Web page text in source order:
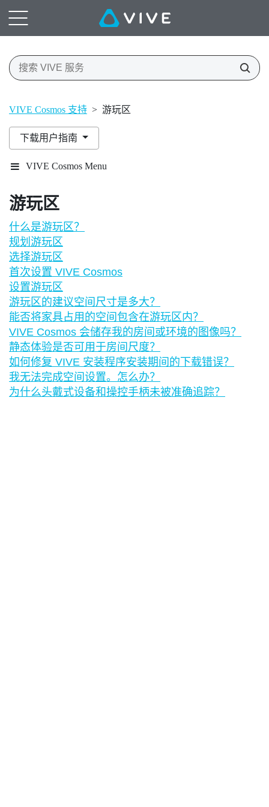
VIVE Cosmos 支持 > 游玩区
下载用户指南
VIVE Cosmos Menu
游玩区
什么是游玩区？
规划游玩区
选择游玩区
首次设置 VIVE Cosmos
设置游玩区
游玩区的建议空间尺寸是多大？
能否将家具占用的空间包含在游玩区内？
VIVE Cosmos 会储存我的房间或环境的图像吗？
静态体验是否可用于房间尺度？
如何修复 VIVE 安装程序安装期间的下载错误？
我无法完成空间设置。怎么办？
为什么头戴式设备和操控手柄未被准确追踪？